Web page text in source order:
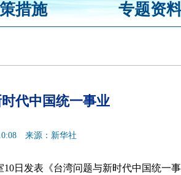
措施 专题资
代中国统一事业
来源：新华社
发表《台湾问题与新时代中国统一事